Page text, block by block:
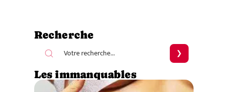
Recherche
Les immanquables